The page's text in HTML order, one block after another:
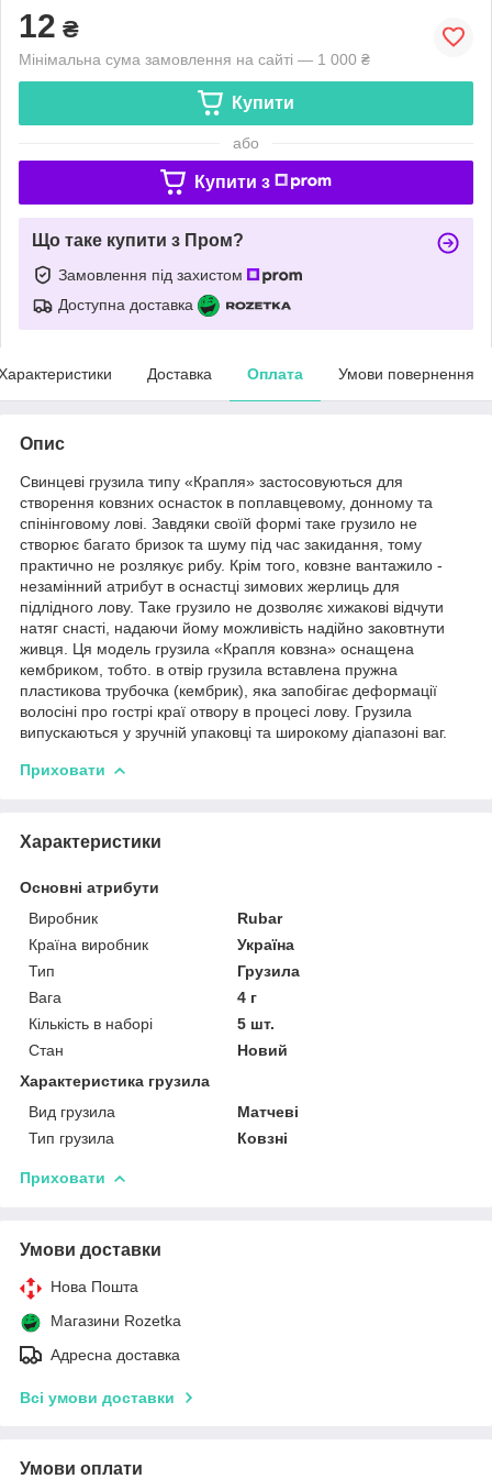
12 ₴
Мінімальна сума замовлення на сайті — 1 000 ₴
Купити
або
Купити з
Що таке купити з Пром?
Замовлення під захистом
Доступна доставка
Доставка Оплата Умови повернення
Опис
Свинцеві грузила типу «Крапля» застосовуються для
створення ковзних оснасток в поплавцевому, донному та
спінінговому лові. Завдяки своїй формі таке грузило не
створює багато бризок та шуму під час закидання, тому
практично не розлякує рибу. Крім того, ковзне вантажило -
незамінний атрибут в оснастці зимових жерлиць для
підлідного лову. Таке грузило не дозволяє хижакові відчути
натяг снасті, надаючи йому можливість надійно заковтнути
живця. Ця модель грузила «Крапля ковзна» оснащена
кембриком, тобто. в отвір грузила вставлена ​​пружна
пластикова трубочка (кембрик), яка запобігає деформації
волосіні про гострі краї отвору в процесі лову. Грузила
випускаються у зручній упаковці та широкому діапазоні ваг.
Приховати
Характеристики
Основні атрибути
Виробник
Rubar
Країна виробник
Україна
Тип
Грузила
Вага
4 г
Кількість в наборі
5 шт.
Стан
Новий
Характеристика грузила
Вид грузила
Матчеві
Тип грузила
Ковзні
Приховати
Умови доставки
Нова Пошта
Магазини Rozetka
Адресна доставка
Всі умови доставки
Умови оплати